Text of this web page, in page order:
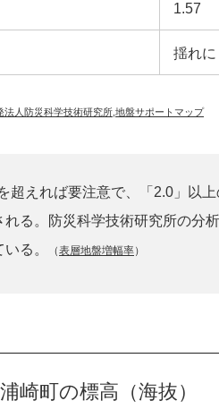
1.57
揺れに
法人防災科学技術研究所 地盤サポートマップ
超えれば要注意で、「2.0」以
れる。防災科学技術研究所の分
る。
（表層地盤増幅率）
崎町の標高（海抜）